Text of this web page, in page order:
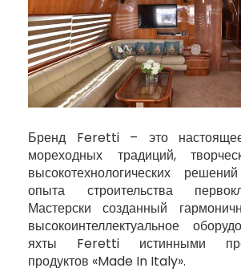
Бренд Feretti – это
мореходных традиций,
высокотехнологических
опыта строительства
Мастерски созданный
высокоинтеллектуальное
яхты Feretti истинными
продуктов «Made In Italy».